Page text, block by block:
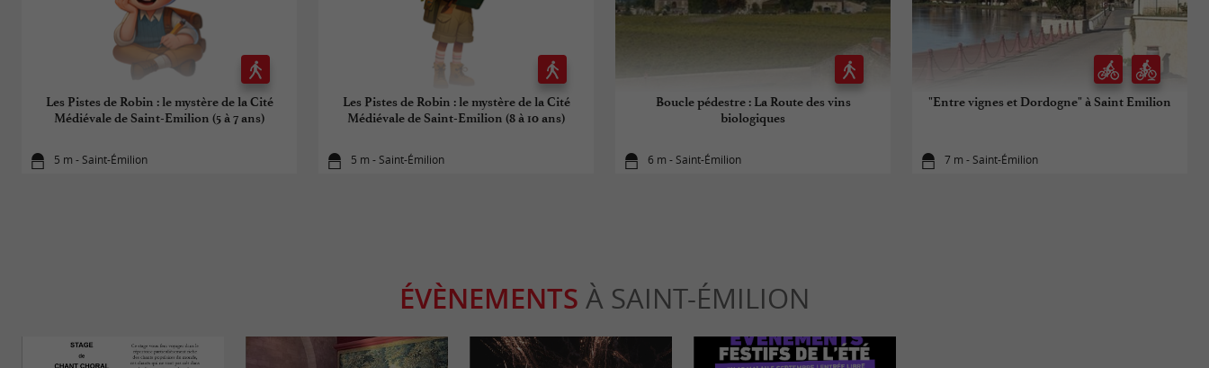
Les Pistes de Robin : le mystère de la Cité
Médiévale de Saint-Emilion (5 à 7 ans)
5 m - Saint-Émilion
Les Pistes de Robin : le mystère de la Cité
Médiévale de Saint-Emilion (8 à 10 ans)
5 m - Saint-Émilion
Boucle pédestre : La Route des vins
biologiques
6 m - Saint-Émilion
"Entre vignes et Dordogne" à Saint Emilion
7 m - Saint-Émilion
ÉVÈNEMENTS À SAINT-ÉMILION